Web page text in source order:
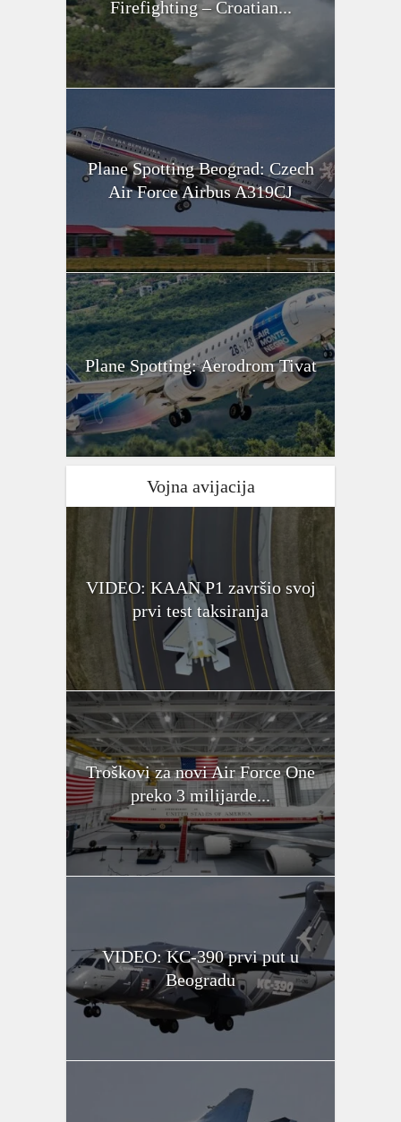
Firefighting – Croatian...
Plane Spotting Beograd: Czech
Air Force Airbus A319CJ
Plane Spotting: Aerodrom Tivat
Vojna avijacija
VIDEO: KAAN P1 završio svoj
prvi test taksiranja
Troškovi za novi Air Force One
preko 3 milijarde...
VIDEO: KC-390 prvi put u
Beogradu